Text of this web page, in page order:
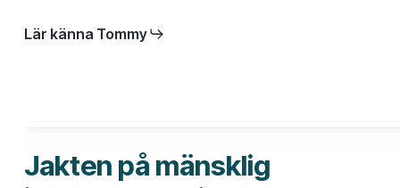
Lär känna Tommy
Jakten på mänsklig